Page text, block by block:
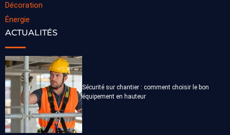
Décoration
Énergie
ACTUALITÉS
Sécurité sur chantier : comment choisir le bon
équipement en hauteur